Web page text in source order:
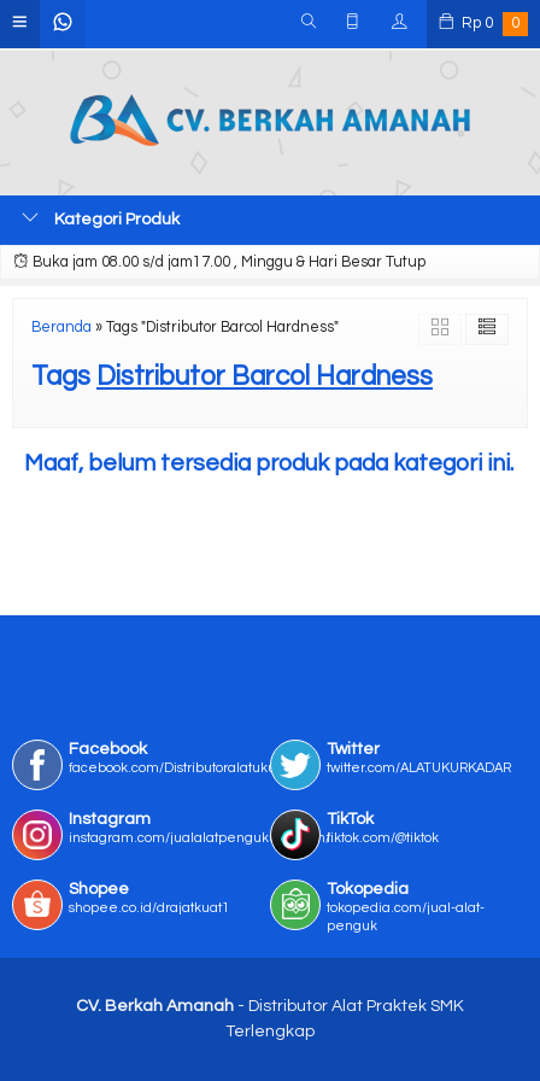
Rp 0 0
Kategori Produk
Buka jam 08.00 s/d jam17.00 , Minggu & Hari Besar Tutup
Beranda » Tags "Distributor Barcol Hardness"
Tags Distributor Barcol Hardness
Maaf, belum tersedia produk pada kategori ini.
Facebook
facebook.com/Distributoralatukur
Twitter
twitter.com/ALATUKURKADAR
Instagram
instagram.com/jualalatpengukurmurah/
TikTok
tiktok.com/@tiktok
Shopee
shopee.co.id/drajatkuat1
Tokopedia
tokopedia.com/jual-alat-
penguk
CV. Berkah Amanah - Distributor Alat Praktek SMK
Terlengkap